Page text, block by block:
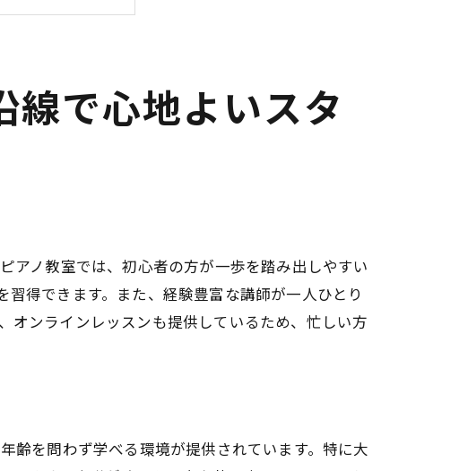
ピアノ教室
な時間を
線で心地よいスタ
アノ教室では、初心者の方が一歩を踏み出しやすい
得できます。また、経験豊富な講師が一人ひとり
オンラインレッスンも提供しているため、忙しい方
齢を問わず学べる環境が提供されています。特に大